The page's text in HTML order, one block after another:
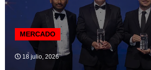
MERCADO
18 julio, 2026